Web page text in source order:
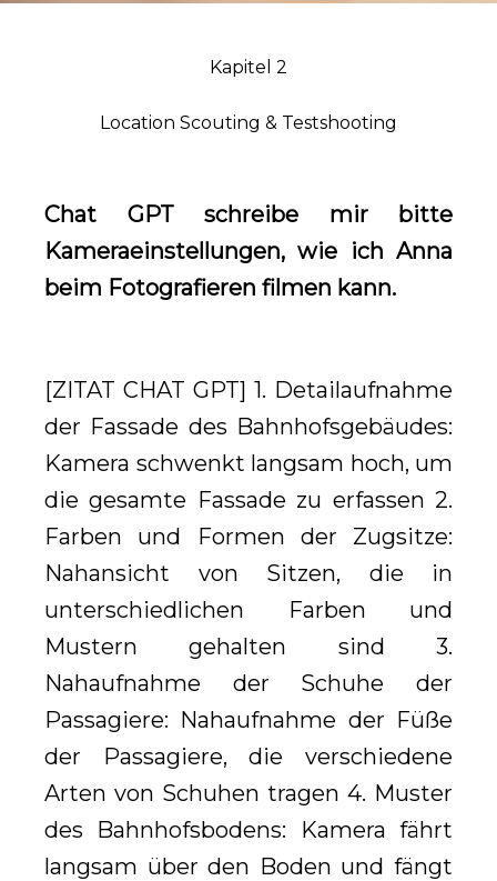
Kapitel 2
Location Scouting & Testshooting
Chat GPT schreibe mir bitte
Kameraeinstellungen, wie ich Anna
beim Fotografieren filmen kann.
[ZITAT CHAT GPT] 1. Detailaufnahme
der Fassade des Bahnhofsgebäudes:
Kamera schwenkt langsam hoch, um
die gesamte Fassade zu erfassen 2.
Farben und Formen der Zugsitze:
Nahansicht von Sitzen, die in
unterschiedlichen Farben und
Mustern gehalten sind 3.
Nahaufnahme der Schuhe der
Passagiere: Nahaufnahme der Füße
der Passagiere, die verschiedene
Arten von Schuhen tragen 4. Muster
des Bahnhofsbodens: Kamera fährt
langsam über den Boden und fängt